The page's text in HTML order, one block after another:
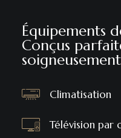
Équipements
Conçus
Climatisation
Télévision par